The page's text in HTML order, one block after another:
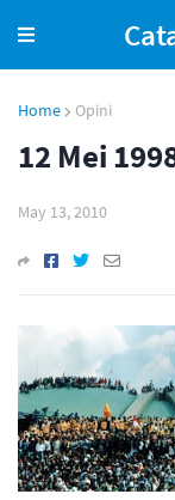
Home Opini
12 Mei
May 13, 2010